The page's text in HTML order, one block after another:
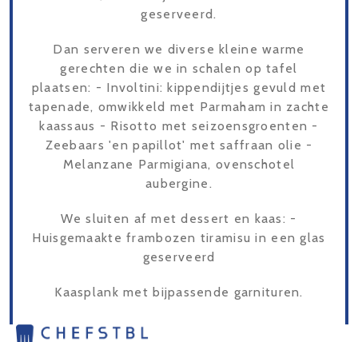
geserveerd.
Dan serveren we diverse kleine warme
gerechten die we in schalen op tafel
plaatsen: - Involtini: kippendijtjes gevuld met
tapenade, omwikkeld met Parmaham in zachte
kaassaus - Risotto met seizoensgroenten -
Zeebaars 'en papillot' met saffraan olie -
Melanzane Parmigiana, ovenschotel
aubergine.
We sluiten af met dessert en kaas: -
Huisgemaakte frambozen tiramisu in een glas
geserveerd
Kaasplank met bijpassende garnituren.